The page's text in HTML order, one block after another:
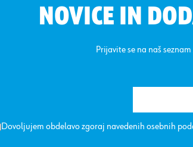
NOVICE IN
Prijavite se na naš
Dovoljujem obdelavo zgoraj navedenih osebnih